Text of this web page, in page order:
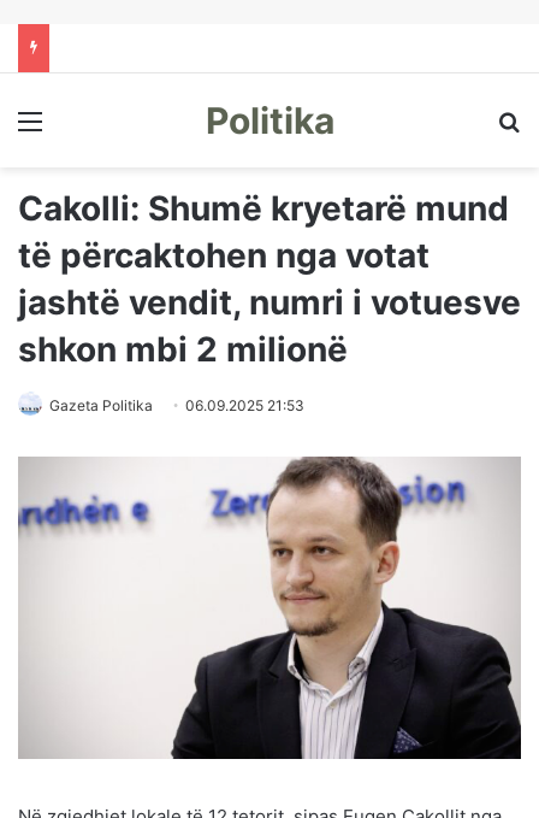
Menu Politika
Cakolli: Shumë kryetarë mund
të përcaktohen nga votat
jashtë vendit, numri i votuesve
shkon mbi 2 milionë
Gazeta Politika 06.09.2025 21:53